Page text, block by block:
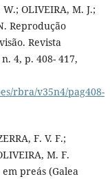
OLIVEIRA, M. J.;
Reprodução
Revista
4, p. 408- 417,
rbra/v35n4/pag408-
F. V. F.;
M. F.
preás (Galea